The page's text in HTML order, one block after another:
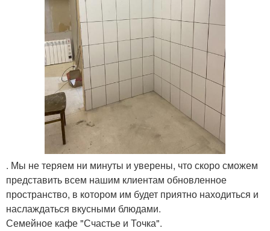
. Мы не теряем ни минуты и уверены, что скоро сможем
представить всем нашим клиентам обновленное
пространство, в котором им будет приятно находиться и
наслаждаться вкусными блюдами.
Семейное кафе "Счастье и Точка".